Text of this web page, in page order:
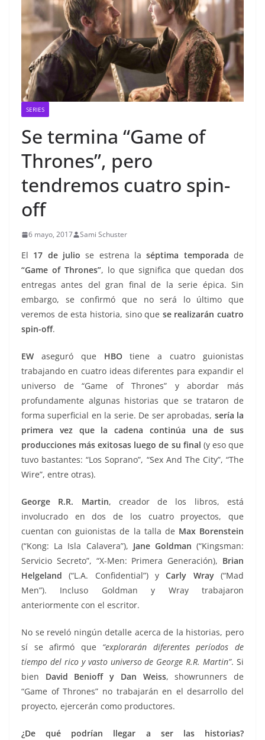
SERIES
Se termina “Game of
Thrones”, pero
tendremos cuatro spin-
off
6 mayo, 2017 Sami Schuster
El 17 de julio se estrena la séptima temporada de
“Game of Thrones”, lo que significa que quedan dos
entregas antes del gran final de la serie épica. Sin
embargo, se confirmó que no será lo último que
veremos de esta historia, sino que se realizarán cuatro
spin-off.
EW aseguró que HBOtiene a cuatro guionistas
trabajando en cuatro ideas diferentes para expandir el
universo de “Game of Thrones” y abordar más
profundamente algunas historias que se trataron de
forma superficial en la serie. De ser aprobadas, sería la
primera vez que la cadena continúa una de sus
producciones más exitosas luego de su final (y eso que
tuvo bastantes: “Los Soprano”, “Sex And The City”, “The
Wire”, entre otras).
George R.R. Martin, creador de los libros, está
involucrado en dos de los cuatro proyectos, que
cuentan con guionistas de la talla de Max Borenstein
(“Kong: La Isla Calavera”), Jane Goldman (“Kingsman:
Servicio Secreto”, “X-Men: Primera Generación), Brian
Helgeland (“L.A. Confidential”) yCarly Wray(“Mad
Men”). Incluso Goldman y Wray trabajaron
anteriormente con el escritor.
No se reveló ningún detalle acerca de la historias, pero
sí se afirmó que “explorarán diferentes períodos de
tiempo del rico y vasto universo de George R.R. Martin”. Si
bien David Benioff y Dan Weiss, showrunners de
“Game of Thrones” no trabajarán en el desarrollo del
proyecto, ejercerán como productores.
¿De qué podrían llegar a ser las historias?